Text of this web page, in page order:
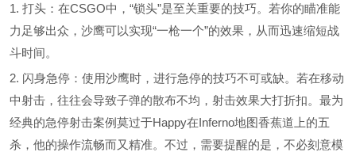
1. 打头：在CSGO中，“锁头”是至关重要的技巧。若你的瞄准能
力足够出众，沙鹰可以实现“一枪一个”的效果，从而迅速缩短战
斗时间。
2. 闪身急停：使用沙鹰时，进行急停的技巧不可或缺。若在移动
中射击，往往会导致子弹的散布不均，射击效果大打折扣。最为
经典的急停射击案例莫过于Happy在Inferno地图香蕉道上的五
杀，他的操作流畅而又精准。不过，需要提醒的是，不必刻意模